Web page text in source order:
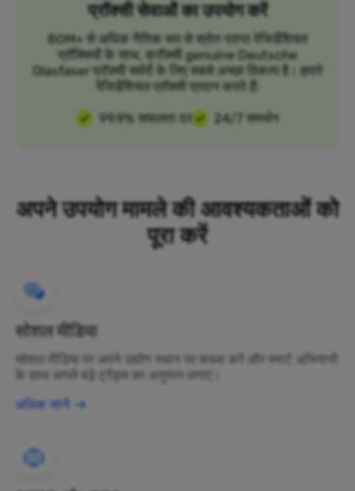
प्रॉक्सी सेवाओं का उपयोग करें
80M+ से अधिक नैतिक रूप से स्रोत प्राप्त रेजिडेंशियल
प्रॉक्सियों के साथ, क्रॉक्सी genuine Deutsche
Glasfaser प्रॉक्सी सर्वरों के लिए सबसे अच्छा विकल्प है। हमारे
रेजिडेंशियल प्रॉक्सी प्रदान करते हैं:
99.9% सफलता दर
24/7 समर्थन
अपने उपयोग मामले की आवश्यकताओं को
पूरा करें
सोशल मीडिया
सोशल मीडिया पर अपने उद्योग स्थान पर कब्जा करें और स्मार्ट अभियानों
के साथ अगले बड़े ट्रेंड्स का अनुमान लगाएं।
अधिक जानें